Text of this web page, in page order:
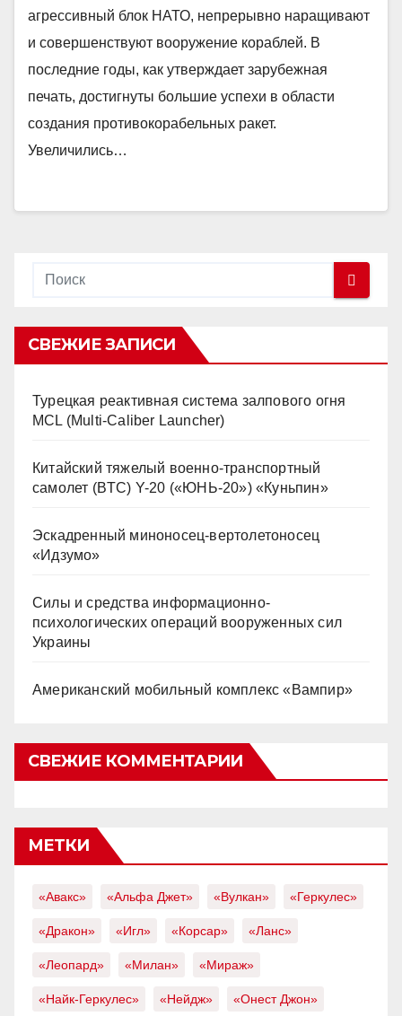
агрессивный блок НАТО, непрерывно наращивают
и совершенствуют вооружение кораблей. В
последние годы, как утверждает зарубежная
печать, достигнуты большие успехи в области
создания противокорабельных ракет.
Увеличились…
СВЕЖИЕ ЗАПИСИ
Турецкая реактивная система залпового огня
MCL (Multi-Caliber Launcher)
Китайский тяжелый военно-транспортный
самолет (BTC) Y-20 («ЮНЬ-20») «Куньпин»
Эскадренный миноносец-вертолетоносец
«Идзумо»
Силы и средства информационно-
психологических операций вооруженных сил
Украины
Американский мобильный комплекс «Вампир»
СВЕЖИЕ КОММЕНТАРИИ
МЕТКИ
«Авакс» «Альфа Джет» «Вулкан» «Геркулес»
«Дракон» «Игл» «Корсар» «Ланс»
«Леопард» «Милан» «Мираж»
«Найк-Геркулес» «Нейдж» «Онест Джон»